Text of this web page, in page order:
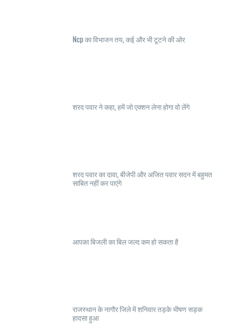
Ncp का विभाजन तय, कई और भी टूटने की ओर
शरद पवार ने कहा, हमें जो एक्शन लेना होगा वो लेंगे
शरद पवार का दावा, बीजेपी और अजित पवार सदन में बहुमत
साबित नहीं कर पाएंगे
आपका बिजली का बिल जल्द कम हो सकता है
राजस्थान के नागौर जिले में शनिवार तड़के भीषण सड़क
हादसा हुआ